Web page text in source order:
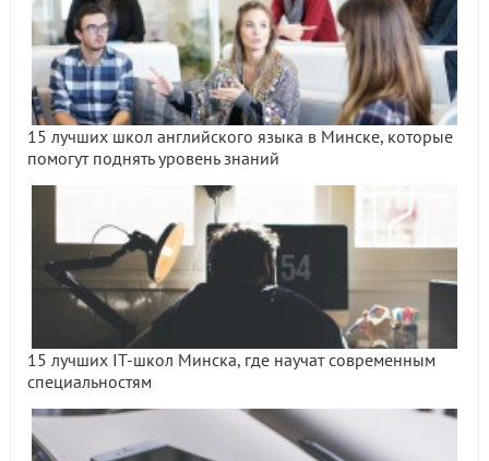
15 лучших школ английского языка в Минске, которые
помогут поднять уровень знаний
15 лучших IT-школ Минска, где научат современным
специальностям